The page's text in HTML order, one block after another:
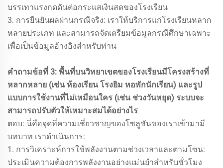
บรรเทาแรงกดดันต่อกระแสเงินสดของโรงเรียน
3. การยืนยันผลผ่านกรณีจริง: เราให้บริการแก่โรงเรียนหลาก
หลายประเภท และสามารถจัดเตรียมข้อมูลกรณีศึกษาเฉพาะ
เพื่อเป็นข้อมูลอ้างอิงสำหรับท่าน
คำถามข้อที่ 3: พื้นที่บนวิทยาเขตของโรงเรียนมีโครงสร้างที่
หลากหลาย (เช่น ห้องเรียน โรงยิม หอพักนักเรียน) และรูป
แบบการใช้งานที่ไม่เหมือนใคร (เช่น ช่วงวันหยุด) ระบบจะ
สามารถปรับตัวให้เหมาะสมได้อย่างไร
ตอบ: นี่คือจุดที่ความเชี่ยวชาญของโซลูชันของเราเข้ามามี
บทบาท เราดำเนินการ:
1. การวิเคราะห์การใช้พลังงานตามช่วงเวลาและตามโซน:
ประเมินความต้องการพลังงานอย่างแม่นยำสำหรับชั่วโมง